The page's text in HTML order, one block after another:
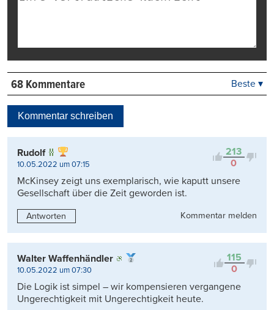
68 Kommentare
Kontrovers
Beste ▾
Kommentar schreiben
213
0
Rudolf
10.05.2022 um 07:15
McKinsey zeigt uns exemplarisch, wie kaputt unsere
Gesellschaft über die Zeit geworden ist.
Antworten Kommentar melden
115
0
Walter Waffenhändler
10.05.2022 um 07:30
Die Logik ist simpel – wir kompensieren vergangene
Ungerechtigkeit mit Ungerechtigkeit heute.